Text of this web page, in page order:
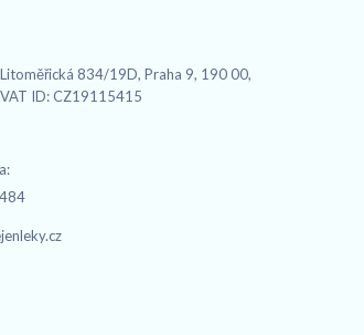
Litoměřická 834/19D, Praha 9, 190 00,
ID: CZ19115415